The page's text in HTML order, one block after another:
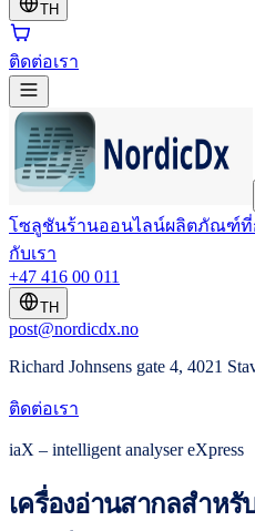
TH
ติดต่อเรา
โซลูชันร้านออนไลน์ผลิตภัณฑ์ที่
กับเรา
+47 416 00 011
TH
post@nordicdx.no
Richard Johnsens gate 4, 4021
ติดต่อเรา
iaX – intelligent analyser eXpress
เครื่องอ่านสากลสำหรั